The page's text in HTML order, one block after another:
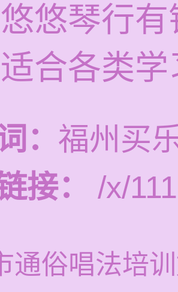
悠琴行有
合各类
： 福州买
接：
/x/
通俗唱法培